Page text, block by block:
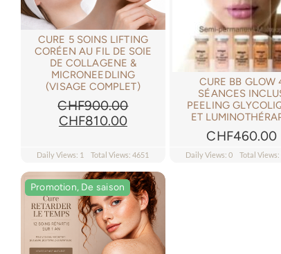
CURE 5 SOINS LIFTING
CORÉEN AU FIL DE SOIE
DE COLLAGENE &
MICRONEEDLING
(VISAGE COMPLET)
CHF900.00
Le
initial
CHF900.00.
CHF810.00Le
actuel
CHF810.00.
Daily Views: 1 Total Views: 4651
CURE BB GLOW
SÉANCES
PEELING
ET
CHF460.00
Daily Views: 0 Total Views:
Promotion, De saison
Promotion, De saison